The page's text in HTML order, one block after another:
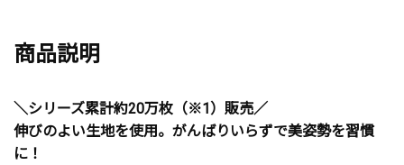
商品説明
＼シリーズ累計約20万枚（※1）販売／
伸びのよい生地を使用。がんばりいらずで美姿勢を習慣
に！